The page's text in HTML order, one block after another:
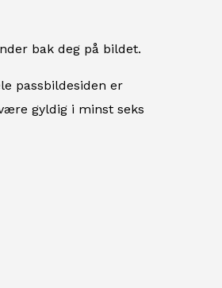
bak deg på bildet.
passbildesiden er
gyldig i minst seks